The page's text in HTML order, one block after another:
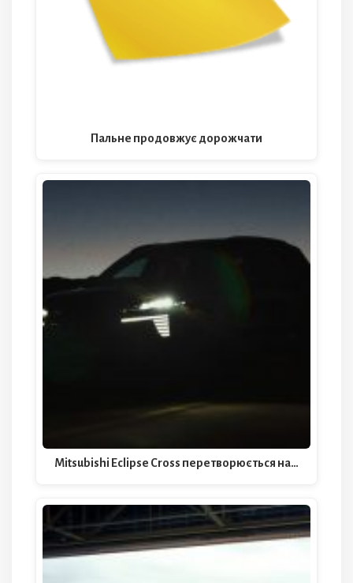
Пальне продовжує дорожчати
Mitsubishi Eclipse Cross перетворюється на…